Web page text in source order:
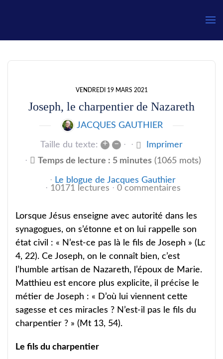
VENDREDI 19 MARS 2021
Joseph, le charpentier de Nazareth
JACQUES GAUTHIER
Taille du texte: + –
Imprimer
Temps de lecture : 5 minutes (1065 mots)
Le blogue de Jacques Gauthier
10171 lectures
0 commentaires
Lorsque Jésus enseigne avec autorité dans les
synagogues, on s’étonne et on lui rappelle son
état civil : « N’est-ce pas là le fils de Joseph » (Lc
4, 22). Ce Joseph, on le connaît bien, c’est
l’humble artisan de Nazareth, l’époux de Marie.
Matthieu est encore plus explicite, il précise le
métier de Joseph : « D’où lui viennent cette
sagesse et ces miracles ? N’est-il pas le fils du
charpentier ? » (Mt 13, 54).
Le fils du charpentier